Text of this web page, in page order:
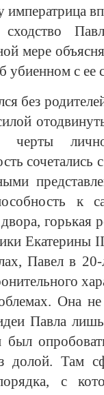
сходство
мере
с ее
без
черты
к
горькая
Екатерины
Павел в 20-
Она
Павла
долой. Там
с
Свидетельство